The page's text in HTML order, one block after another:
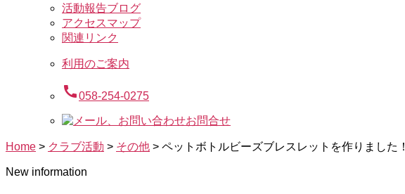
活動報告ブログ
アクセスマップ
関連リンク
利用のご案内
call058-254-0275
お問合せ
Home > クラブ活動 > その他 > ペットボトルビーズブレスレットを作りました！
New information